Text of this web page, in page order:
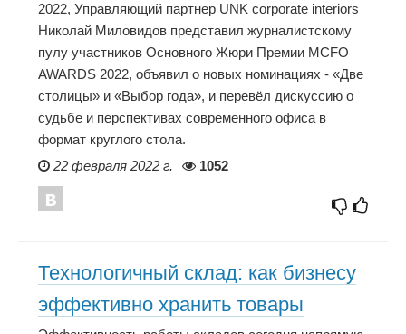
2022, Управляющий партнер UNK corporate interiors
Николай Миловидов представил журналистскому
пулу участников Основного Жюри Премии MCFO
AWARDS 2022, объявил о новых номинациях - «Две
столицы» и «Выбор года», и перевёл дискуссию о
судьбе и перспективах современного офиса в
формат круглого стола.
22 февраля 2022 г.
1052
Технологичный склад: как бизнесу
эффективно хранить товары